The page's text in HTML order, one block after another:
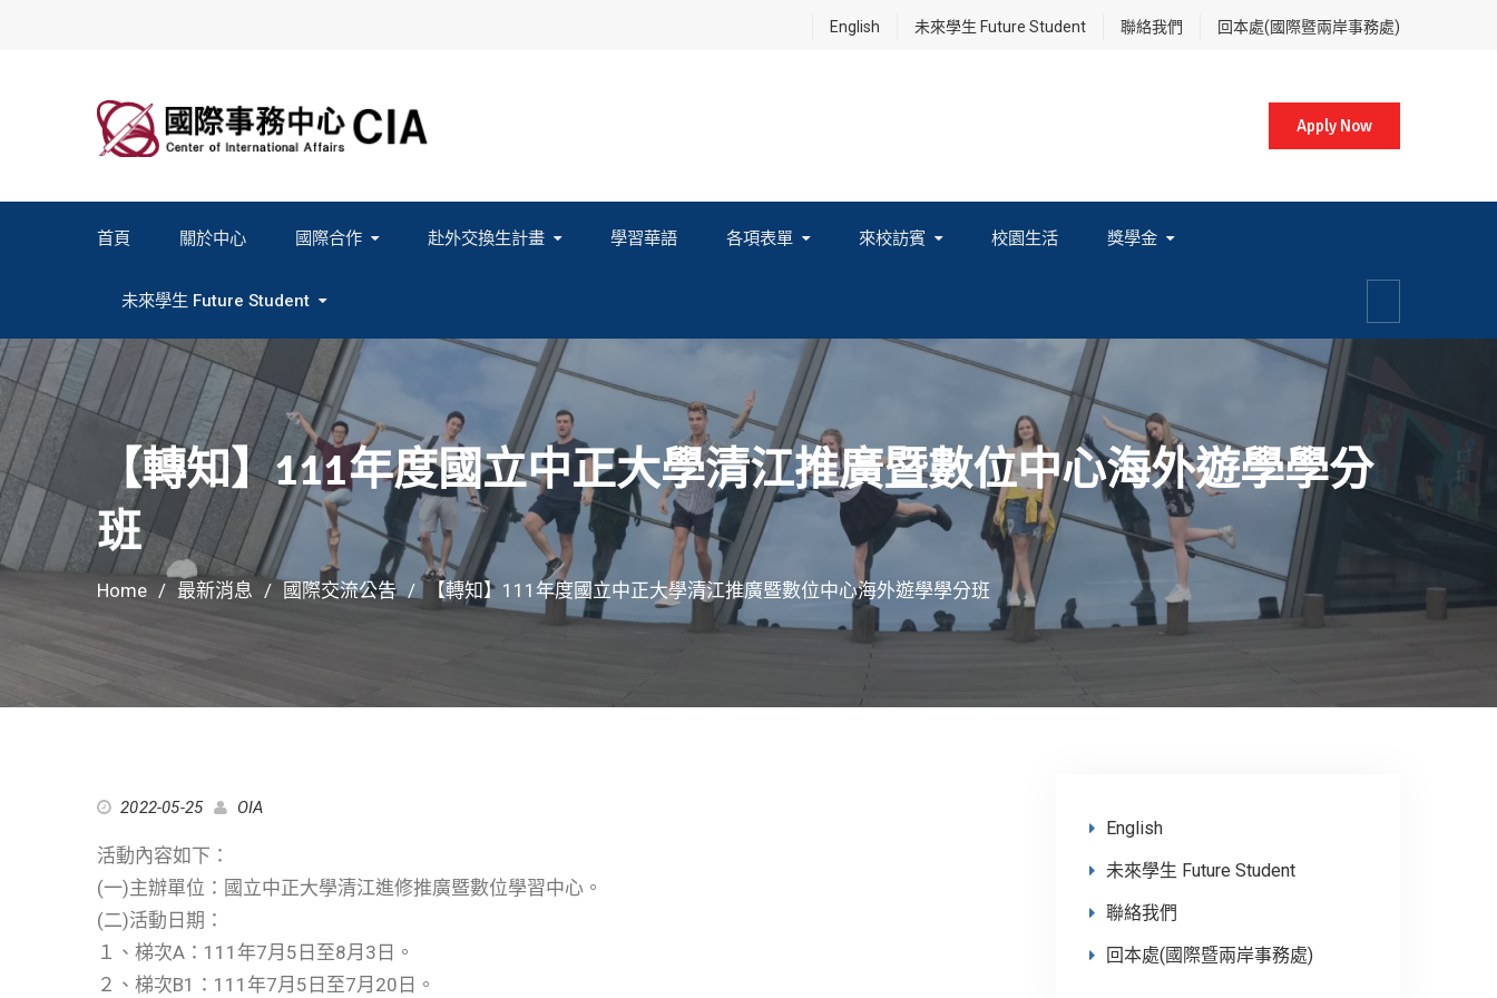
English 未來學生 Future Student 聯絡我們 回本處(國際暨兩岸事務處)
Apply Now
首頁 關於中心 國際合作 赴外交換生計畫 學習華語 各項表單 來校訪賓 校園生活 獎學金
未來學生 Future Student
【轉知】111年度國立中正大學清江推廣暨數位中心海外遊學學分
班
Home 最新消息 國際交流公告 【轉知】111年度國立中正大學清江推廣暨數位中心海外遊學學分班
2022-05-25 OIA
活動內容如下：
(一)主辦單位：國立中正大學清江進修推廣暨數位學習中心。
(二)活動日期：
１、梯次A：111年7月5日至8月3日。
２、梯次B1：111年7月5日至7月20日。
English
未來學生 Future Student
聯絡我們
回本處(國際暨兩岸事務處)